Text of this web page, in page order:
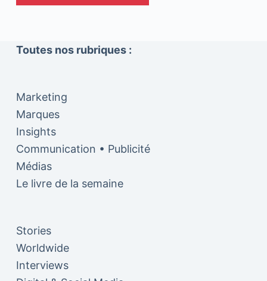
Toutes nos rubriques :
Marketing
Marques
Insights
Communication • Publicité
Médias
Le livre de la semaine
Stories
Worldwide
Interviews